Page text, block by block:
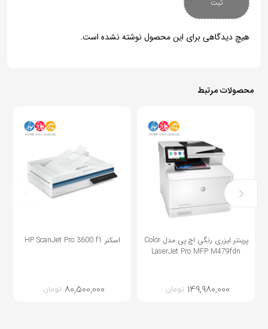
هیچ دیدگاهی برای این محصول نوشته نشده است.
محصولات مرتبط
پرینتر لیزری رنگی اچ پی مدل Color
LaserJet Pro MFP M479fdn
تومان 149,980,000
اسکنر HP ScanJet Pro 3600 f1
تومان 80,500,000